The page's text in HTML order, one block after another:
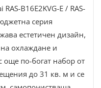
B16E2KVG-E / RAS-
серия
естетичен дизайн,
охлаждане и
по-богат набор от
до 31 кв. м и се